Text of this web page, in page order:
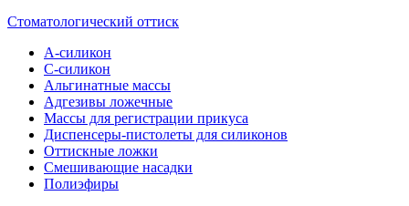
Стоматологический оттиск
А-силикон
C-силикон
Альгинатные массы
Адгезивы ложечные
Массы для регистрации прикуса
Диспенсеры-пистолеты для силиконов
Оттискные ложки
Смешивающие насадки
Полиэфиры